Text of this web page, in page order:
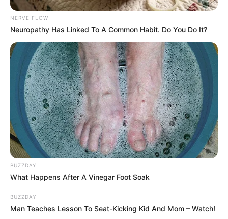
NERVE FLOW
Neuropathy Has Linked To A Common Habit. Do You Do It?
BUZZDAY
What Happens After A Vinegar Foot Soak
BUZZDAY
Man Teaches Lesson To Seat-Kicking Kid And Mom – Watch!